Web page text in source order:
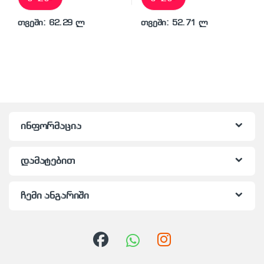
თვეში: 62.29 ლ თვეში: 52.71 ლ
ინფორმაცია
დამატებით
ჩემი ანგარიში